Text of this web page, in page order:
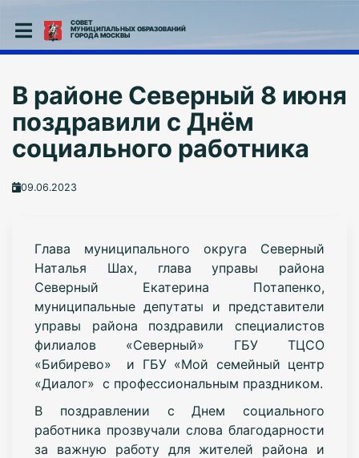
СОВЕТ
МУНИЦИПАЛЬНЫХ ОБРАЗОВАНИЙ
ГОРОДА МОСКВЫ
В районе Северный 8 июня
поздравили с Днём
социального работника
09.06.2023
Глава муниципального округа Северный
Наталья Шах, глава управы района
Северный Екатерина Потапенко,
муниципальные депутаты и представители
управы района поздравили специалистов
филиалов «Северный» ГБУ ТЦСО
«Бибирево» и ГБУ «Мой семейный центр
«Диалог» с профессиональным праздником.
В поздравлении с Днем социального
работника прозвучали слова благодарности
за важную работу для жителей района и